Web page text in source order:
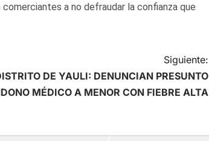
a no defraudar la confianza que
Siguiente:
DE YAULI: DENUNCIAN PRESUNTO
MÉDICO A MENOR CON FIEBRE ALTA